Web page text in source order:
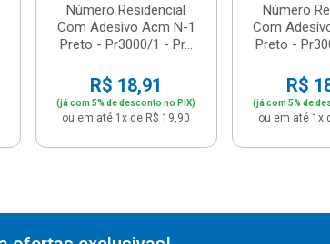
Número Residencial
Com Adesivo Acm N-1
Preto - Pr3000/1 - Pr...
R$ 18,91
(já com 5% de desconto no PIX)
ou em até 1x de R$ 19,90
Número
Com
Preto -
R$
(já com 5% de
ou em até 1x